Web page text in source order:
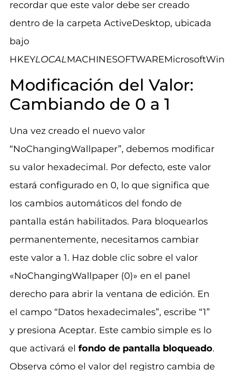
recordar que este valor debe ser creado
dentro de la carpeta ActiveDesktop, ubicada
bajo
HKEYLOCAL
Modificación del Valor:
Cambiando de 0 a 1
Una vez creado el nuevo valor
“NoChangingWallpaper”, debemos modificar
su valor hexadecimal. Por defecto, este valor
estará configurado en 0, lo que significa que
los cambios automáticos del fondo de
pantalla están habilitados. Para bloquearlos
permanentemente, necesitamos cambiar
este valor a 1. Haz doble clic sobre el valor
«NoChangingWallpaper (0)» en el panel
derecho para abrir la ventana de edición. En
el campo “Datos hexadecimales”, escribe “1”
y presiona Aceptar. Este cambio simple es lo
que activará el fondo de pantalla bloqueado.
Observa cómo el valor del registro cambia de